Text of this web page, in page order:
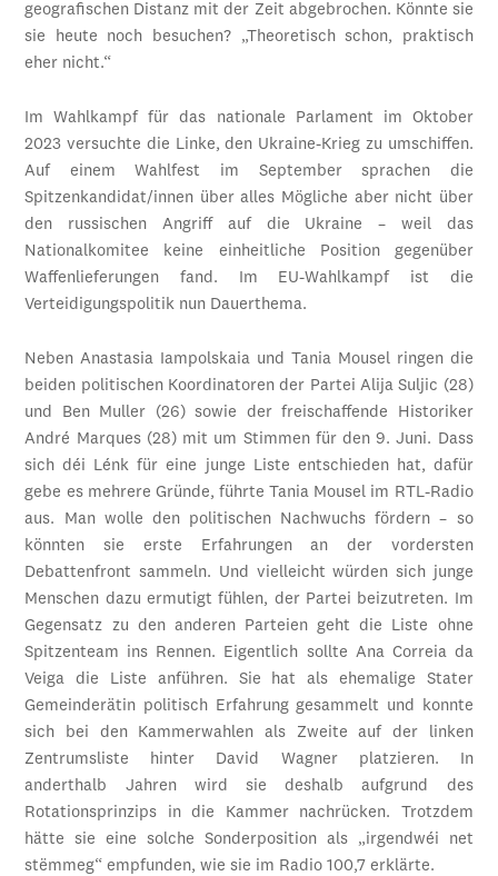
geografischen Distanz mit der Zeit abgebrochen. Könnte sie
sie heute noch besuchen? „Theoretisch schon, praktisch
eher nicht.“
Im Wahlkampf für das nationale Parlament im Oktober
2023 versuchte die Linke, den Ukraine-Krieg zu umschiffen.
Auf einem Wahlfest im September sprachen die
Spitzenkandidat/innen über alles Mögliche aber nicht über
den russischen Angriff auf die Ukraine – weil das
Nationalkomitee keine einheitliche Position gegenüber
Waffenlieferungen fand. Im EU-Wahlkampf ist die
Verteidigungspolitik nun Dauerthema.
Neben Anastasia Iampolskaia und Tania Mousel ringen die
beiden politischen Koordinatoren der Partei Alija Suljic (28)
und Ben Muller (26) sowie der freischaffende Historiker
André Marques (28) mit um Stimmen für den 9. Juni. Dass
sich déi Lénk für eine junge Liste entschieden hat, dafür
gebe es mehrere Gründe, führte Tania Mousel im RTL-Radio
aus. Man wolle den politischen Nachwuchs fördern – so
könnten sie erste Erfahrungen an der vordersten
Debattenfront sammeln. Und vielleicht würden sich junge
Menschen dazu ermutigt fühlen, der Partei beizutreten. Im
Gegensatz zu den anderen Parteien geht die Liste ohne
Spitzenteam ins Rennen. Eigentlich sollte Ana Correia da
Veiga die Liste anführen. Sie hat als ehemalige Stater
Gemeinderätin politisch Erfahrung gesammelt und konnte
sich bei den Kammerwahlen als Zweite auf der linken
Zentrumsliste hinter David Wagner platzieren. In
anderthalb Jahren wird sie deshalb aufgrund des
Rotationsprinzips in die Kammer nachrücken. Trotzdem
hätte sie eine solche Sonderposition als „irgendwéi net
stëmmeg“ empfunden, wie sie im Radio 100,7 erklärte.